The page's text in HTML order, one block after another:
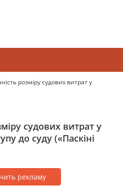
розміру судових витрат у
судових витрат у
до суду («Паскіні
рекламу